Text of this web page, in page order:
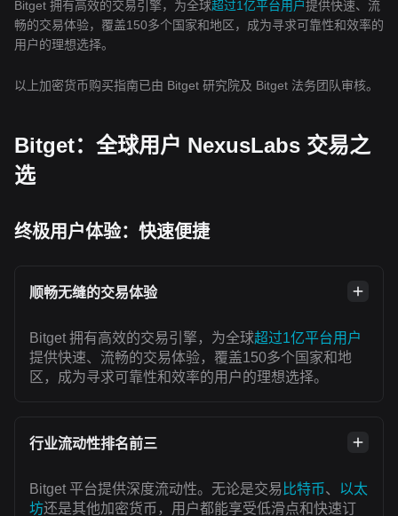
Bitget 拥有高效的交易引擎，为全球超过1亿平台用户提供快速、流
畅的交易体验，覆盖150多个国家和地区，成为寻求可靠性和效率的
用户的理想选择。
以上加密货币购买指南已由 Bitget 研究院及 Bitget 法务团队审核。
Bitget：全球用户 NexusLabs 交易之
选
终极用户体验：快速便捷
顺畅无缝的交易体验
Bitget 拥有高效的交易引擎，为全球超过1亿平台用户
提供快速、流畅的交易体验，覆盖150多个国家和地
区，成为寻求可靠性和效率的用户的理想选择。
行业流动性排名前三
Bitget 平台提供深度流动性。无论是交易 比特币、 以太
坊还是其他加密货币，用户都能享受低滑点和快速订